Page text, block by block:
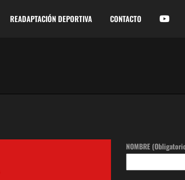
READAPTACIÓN DEPORTIVA CONTACTO
NOMBRE